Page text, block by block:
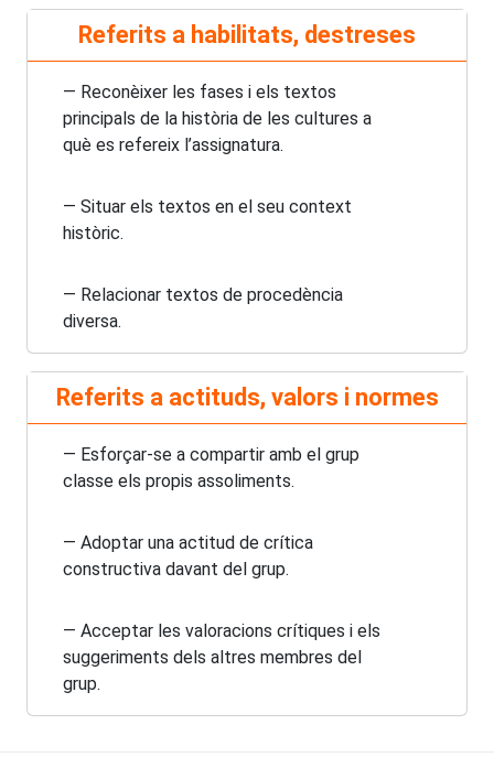
Referits a habilitats, destreses
— Reconèixer les fases i els textos
principals de la història de les cultures a
què es refereix l’assignatura.
— Situar els textos en el seu context
històric.
— Relacionar textos de procedència
diversa.
Referits a actituds, valors i normes
— Esforçar-se a compartir amb el grup
classe els propis assoliments.
— Adoptar una actitud de crítica
constructiva davant del grup.
— Acceptar les valoracions crítiques i els
suggeriments dels altres membres del
grup.